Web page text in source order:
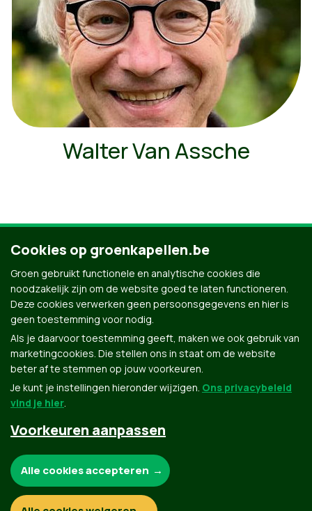
Walter Van Assche
Ontdek al onze mensen
Groen.be
Contact Privacybeleid
Cookies op groenkapellen.be
Groen gebruikt functionele en analytische cookies die
noodzakelijk zijn om de website goed te laten functioneren.
Deze cookies verwerken geen persoonsgegevens en hier is
geen toestemming voor nodig.
Als je daarvoor toestemming geeft, maken we ook gebruik van
marketingcookies. Die stellen ons in staat om de website
beter af te stemmen op jouw voorkeuren.
Je kunt je instellingen hieronder wijzigen. Ons privacybeleid
vind je hier.
Voorkeuren aanpassen
Functionele en analytische cookies:
Alle cookies accepteren